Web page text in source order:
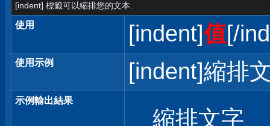
[indent] 標籤可以縮排您的文本.
使用 [indent]值[/
使用示例 [indent]縮排
示例輸出結果
縮排文字